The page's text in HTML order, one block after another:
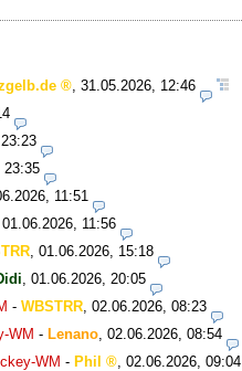
31.05.2026, 12:46
23:35
11:51
01.06.2026, 11:56
01.06.2026, 15:18
01.06.2026, 20:05
- WBSTRR 02.06.2026, 08:23
WM - Lenano 02.06.2026, 08:54
WM - Phil
02.06.2026, 09:04